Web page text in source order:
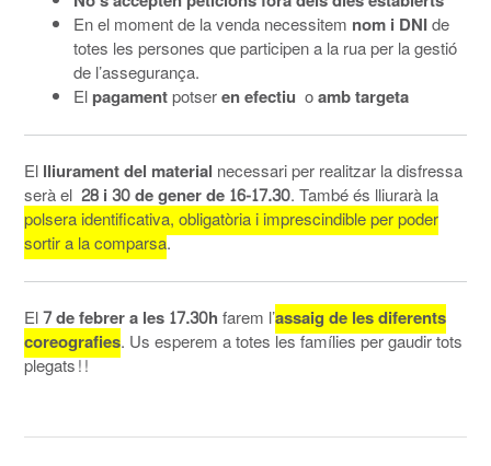
En el moment de la venda necessitem nom i DNIde
totes les persones que participen a la rua per la gestió
de l’assegurança.
Elpagamentpotseren efectiu oamb targeta
Ellliurament del material necessari per realitzar la disfressa
serà el 28 i 30 de gener de 16-17.30. També és lliurarà la
polsera identificativa, obligatòria i imprescindible per poder
sortir a la comparsa.
El7 de febrer a les 17.30hfarem l’assaig de les diferents
coreografies. Us esperem a totes les famílies per gaudir tots
plegats!!